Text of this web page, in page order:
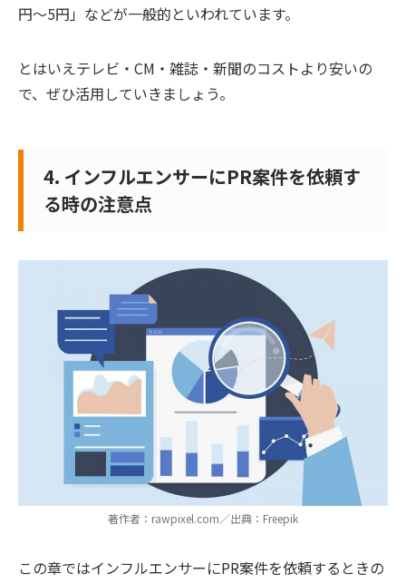
円～5円」などが一般的といわれています。
とはいえテレビ・CM・雑誌・新聞のコストより安いの
で、ぜひ活用していきましょう。
4. インフルエンサーにPR案件を依頼す
る時の注意点
著作者：rawpixel.com／出典：Freepik
この章ではインフルエンサーにPR案件を依頼するときの